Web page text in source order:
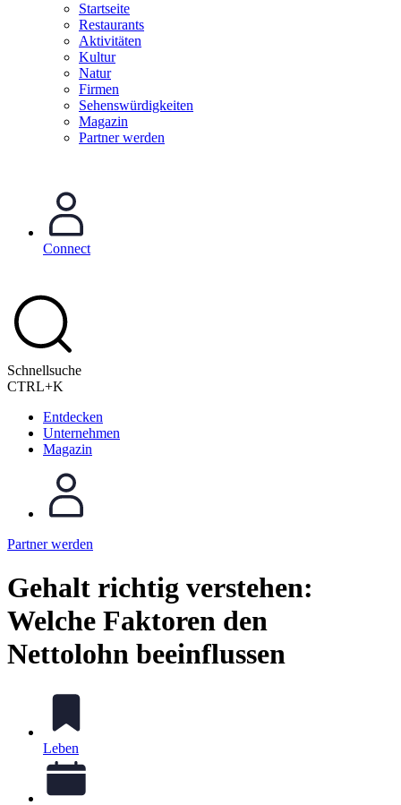
Startseite
Restaurants
Aktivitäten
Kultur
Natur
Firmen
Sehenswürdigkeiten
Magazin
Partner werden
Connect
Schnellsuche
CTRL+K
Entdecken
Unternehmen
Magazin
Partner werden
Gehalt richtig verstehen:
Welche Faktoren den
Nettolohn beeinflussen
Leben